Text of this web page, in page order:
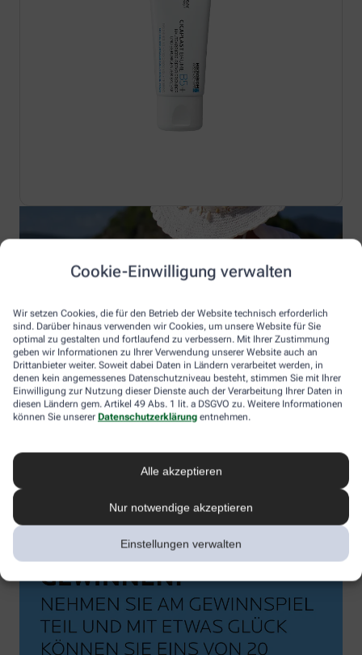
Cookie-Einwilligung verwalten
Wir setzen Cookies, die für den Betrieb der Website technisch erforderlich
sind. Darüber hinaus verwenden wir Cookies, um unsere Website für Sie
optimal zu gestalten und fortlaufend zu verbessern. Mit Ihrer Zustimmung
geben wir Informationen zu Ihrer Verwendung unserer Website auch an
Drittanbieter weiter. Soweit dabei Daten in Ländern verarbeitet werden, in
denen kein angemessenes Datenschutzniveau besteht, stimmen Sie mit Ihrer
Einwilligung zur Nutzung dieser Dienste auch der Verarbeitung Ihrer Daten in
diesen Ländern gem. Artikel 49 Abs. 1 lit. a DSGVO zu. Weitere Informationen
können Sie unserer Datenschutzerklärung entnehmen.
Alle akzeptieren
Nur notwendige akzeptieren
Einstellungen verwalten